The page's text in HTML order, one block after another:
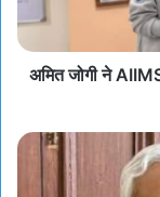
अमित जोगी ने